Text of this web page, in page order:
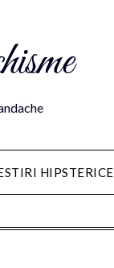
HIPSTERICE